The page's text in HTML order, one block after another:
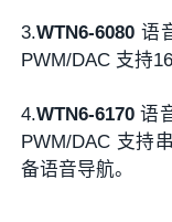
3.​WTN6-6080 语
PWM/DAC 支持
4.​WTN6-6170 语
PWM/DAC 支持
备语音导航。